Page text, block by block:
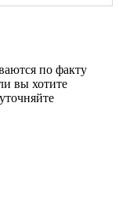
по факту
вы хотите